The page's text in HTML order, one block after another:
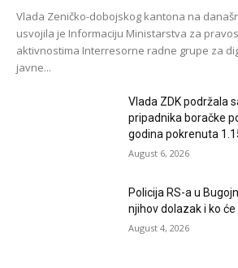
Vlada Zeničko-dobojskog kantona na
usvojila je Informaciju Ministarstva za
aktivnostima Interresorne radne grupe za
javne...
Vlada ZDK podržala
pripadnika boračke
godina pokrenuta
August 6, 2026
Policija RS-a u
njihov dolazak i ko
August 4, 2026